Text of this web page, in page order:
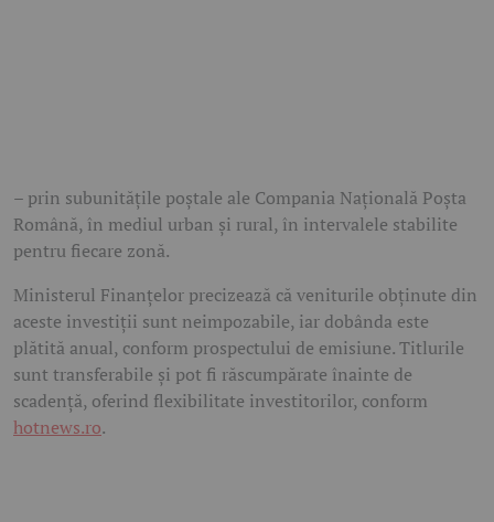
– prin subunitățile poștale ale Compania Națională Poșta
Română, în mediul urban și rural, în intervalele stabilite
pentru fiecare zonă.
Ministerul Finanțelor precizează că veniturile obținute din
aceste investiții sunt neimpozabile, iar dobânda este
plătită anual, conform prospectului de emisiune. Titlurile
sunt transferabile și pot fi răscumpărate înainte de
scadență, oferind flexibilitate investitorilor, conform
hotnews.ro.